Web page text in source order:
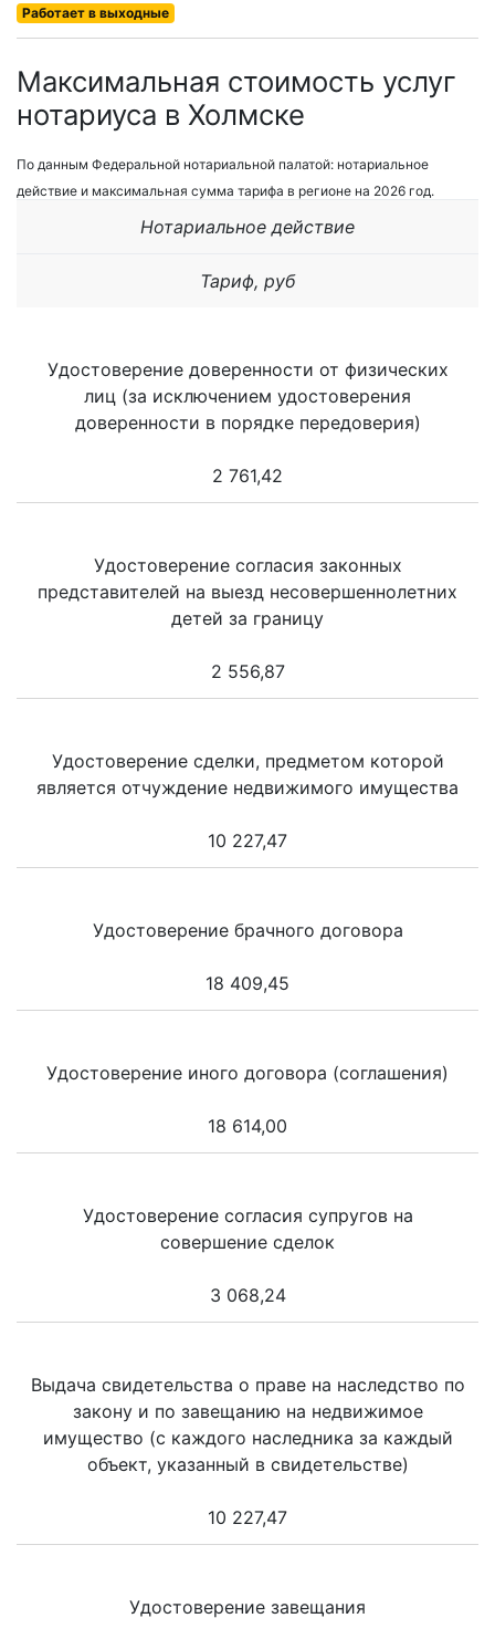
Работает в выходные
Максимальная стоимость услуг
нотариуса в Холмске
По данным Федеральной нотариальной палатой: нотариальное
действие и максимальная сумма тарифа в регионе на 2026 год.
Нотариальное действие
Тариф, руб
Удостоверение доверенности от физических
лиц (за исключением удостоверения
доверенности в порядке передоверия)
2 761,42
Удостоверение согласия законных
представителей на выезд несовершеннолетних
детей за границу
2 556,87
Удостоверение сделки, предметом которой
является отчуждение недвижимого имущества
10 227,47
Удостоверение брачного договора
18 409,45
Удостоверение иного договора (соглашения)
18 614,00
Удостоверение согласия супругов на
совершение сделок
3 068,24
Выдача свидетельства о праве на наследство по
закону и по завещанию на недвижимое
имущество (с каждого наследника за каждый
объект, указанный в свидетельстве)
10 227,47
Удостоверение завещания